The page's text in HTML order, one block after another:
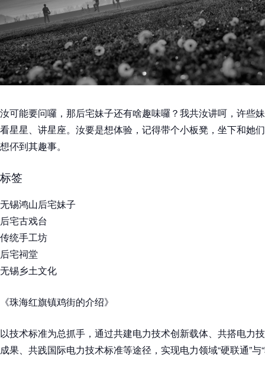
汝可能要问囉，那后宅妹子还有啥趣味囉？我共汝讲呵，许些
看星星、讲星座。汝要是想体验，记得带个小板凳，坐下和她
想伓到其趣事。
标签
无锡鸿山后宅妹子
后宅古戏台
传统手工坊
后宅祠堂
无锡乡土文化
《珠海红旗镇鸡街的介绍》
以技术标准为总抓手，通过共建电力技术创新载体、共搭电力
成果、共践国际电力技术标准等途径，实现电力领域“硬联通”与